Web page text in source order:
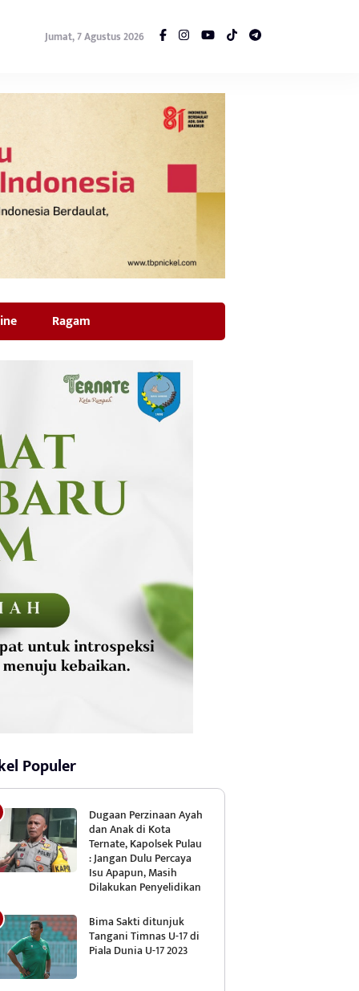
Jumat, 7 Agustus 2026
Ragam
Populer
Dugaan Perzinaan Ayah
dan Anak di Kota
Ternate, Kapolsek Pulau
: Jangan Dulu Percaya
Isu Apapun, Masih
Dilakukan Penyelidikan
Bima Sakti ditunjuk
Tangani Timnas U-17 di
Piala Dunia U-17 2023